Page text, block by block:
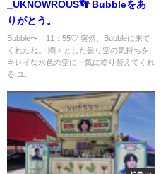
_UKNOWROUS👣 Bubbleをあ
りがとう。
Bubble〜 11：55♡ 突然、Bubbleに来て
くれたね。 悶々とした曇り空の気持ちを
キレイな水色の空に一気に塗り替えてくれ
る ユ...